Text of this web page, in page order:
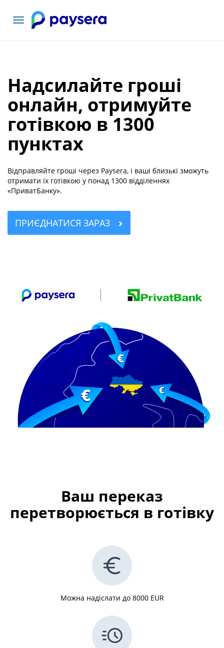
Переключити
навігацію
Надсилайте гроші
онлайн, отримуйте
готівкою в 1300
пунктах
Відправляйте гроші через Paysera, і ваші близькі зможуть
отримати їх готівкою у понад 1300 відділеннях
«ПриватБанку».
ПРИЄДНАТИСЯ ЗАРАЗ
Ваш переказ
перетворюється в готівку
Можна надіслати до 8000 EUR